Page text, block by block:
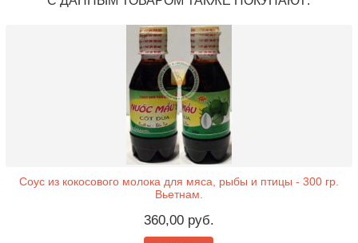
Соус из кокосового молока для мяса, рыбы и птицы - 300 гр.
Вьетнам.
360,00 руб.